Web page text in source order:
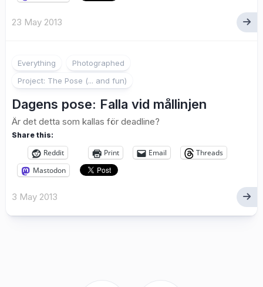
23 May 2013
Everything
Photographed
Project: The Pose (... and fun)
Dagens pose: Falla vid mållinjen
Är det detta som kallas för deadline?
Share this:
Reddit Print Email
Threads
Mastodon
3 May 2013